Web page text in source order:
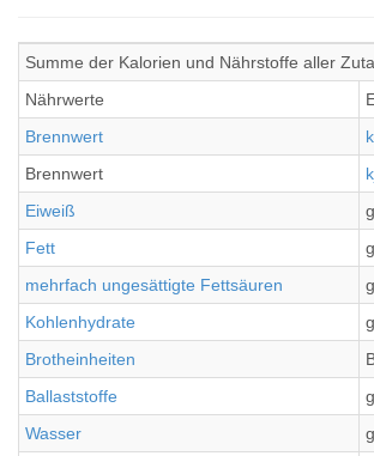
Summe der Kalorien und Nährstoffe aller
Nährwerte
Brennwert
Brennwert
Eiweiß
g
Fett
g
mehrfach ungesättigte Fettsäuren
g
Kohlenhydrate
g
Brotheinheiten
Ballaststoffe
g
Wasser
g